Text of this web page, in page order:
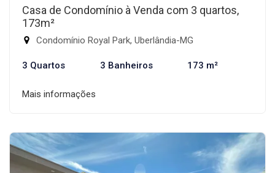
Casa de Condomínio à Venda com 3 quartos,
173m²
Condomínio Royal Park, Uberlândia-MG
3 Quartos 3 Banheiros 173 m²
Mais informações